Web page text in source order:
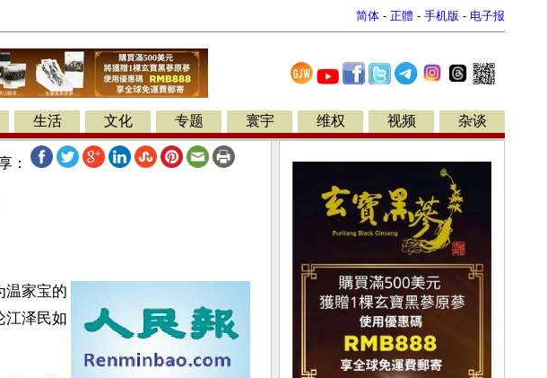
简体 - 正體 - 手机版 - 电子报
生活 文化 专题 寰宇 维权 视频 杂谈
：
温家宝的
江泽民如